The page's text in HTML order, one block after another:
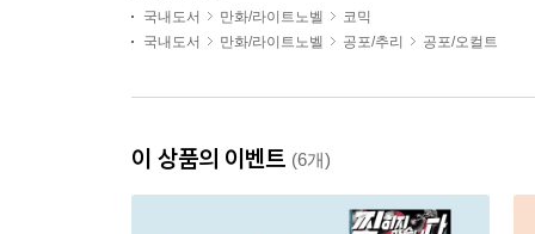
국내도서 만화/라이트노벨
코믹
국내도서
만화/라이트노벨 공포/추리 공포/오컬트
이 상품의 이벤트 (6개)